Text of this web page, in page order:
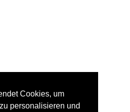
Cookies, um
personalisieren und